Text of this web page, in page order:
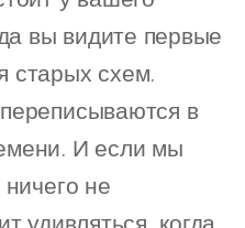
вы видите первые
старых схем.
в
И если мы
не